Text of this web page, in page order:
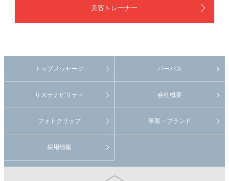
美容トレーナー
トップメッセージ パーパス
サステナビリティ 会社概要
フォトクリップ 事業・ブランド
採用情報